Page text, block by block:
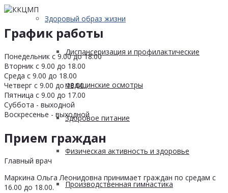
Здоровый образ жизни
Диспансеризация и профилактические
медицинские осмотры
Здоровое питание
Физическая активность и здоровье
Производственная гимнастика
График работы
Понедельник с 9.00 до 18.00
Вторник с 9.00 до 18.00
Среда с 9.00 до 18.00
Четверг с 9.00 до 18.00
Пятница с 9.00 до 17.00
Суббота - выходной
Воскресенье - выходной
Прием граждан
Главный врач
Маркина Ольга Леонидовна принимает граждан по средам с
16.00 до 18.00.